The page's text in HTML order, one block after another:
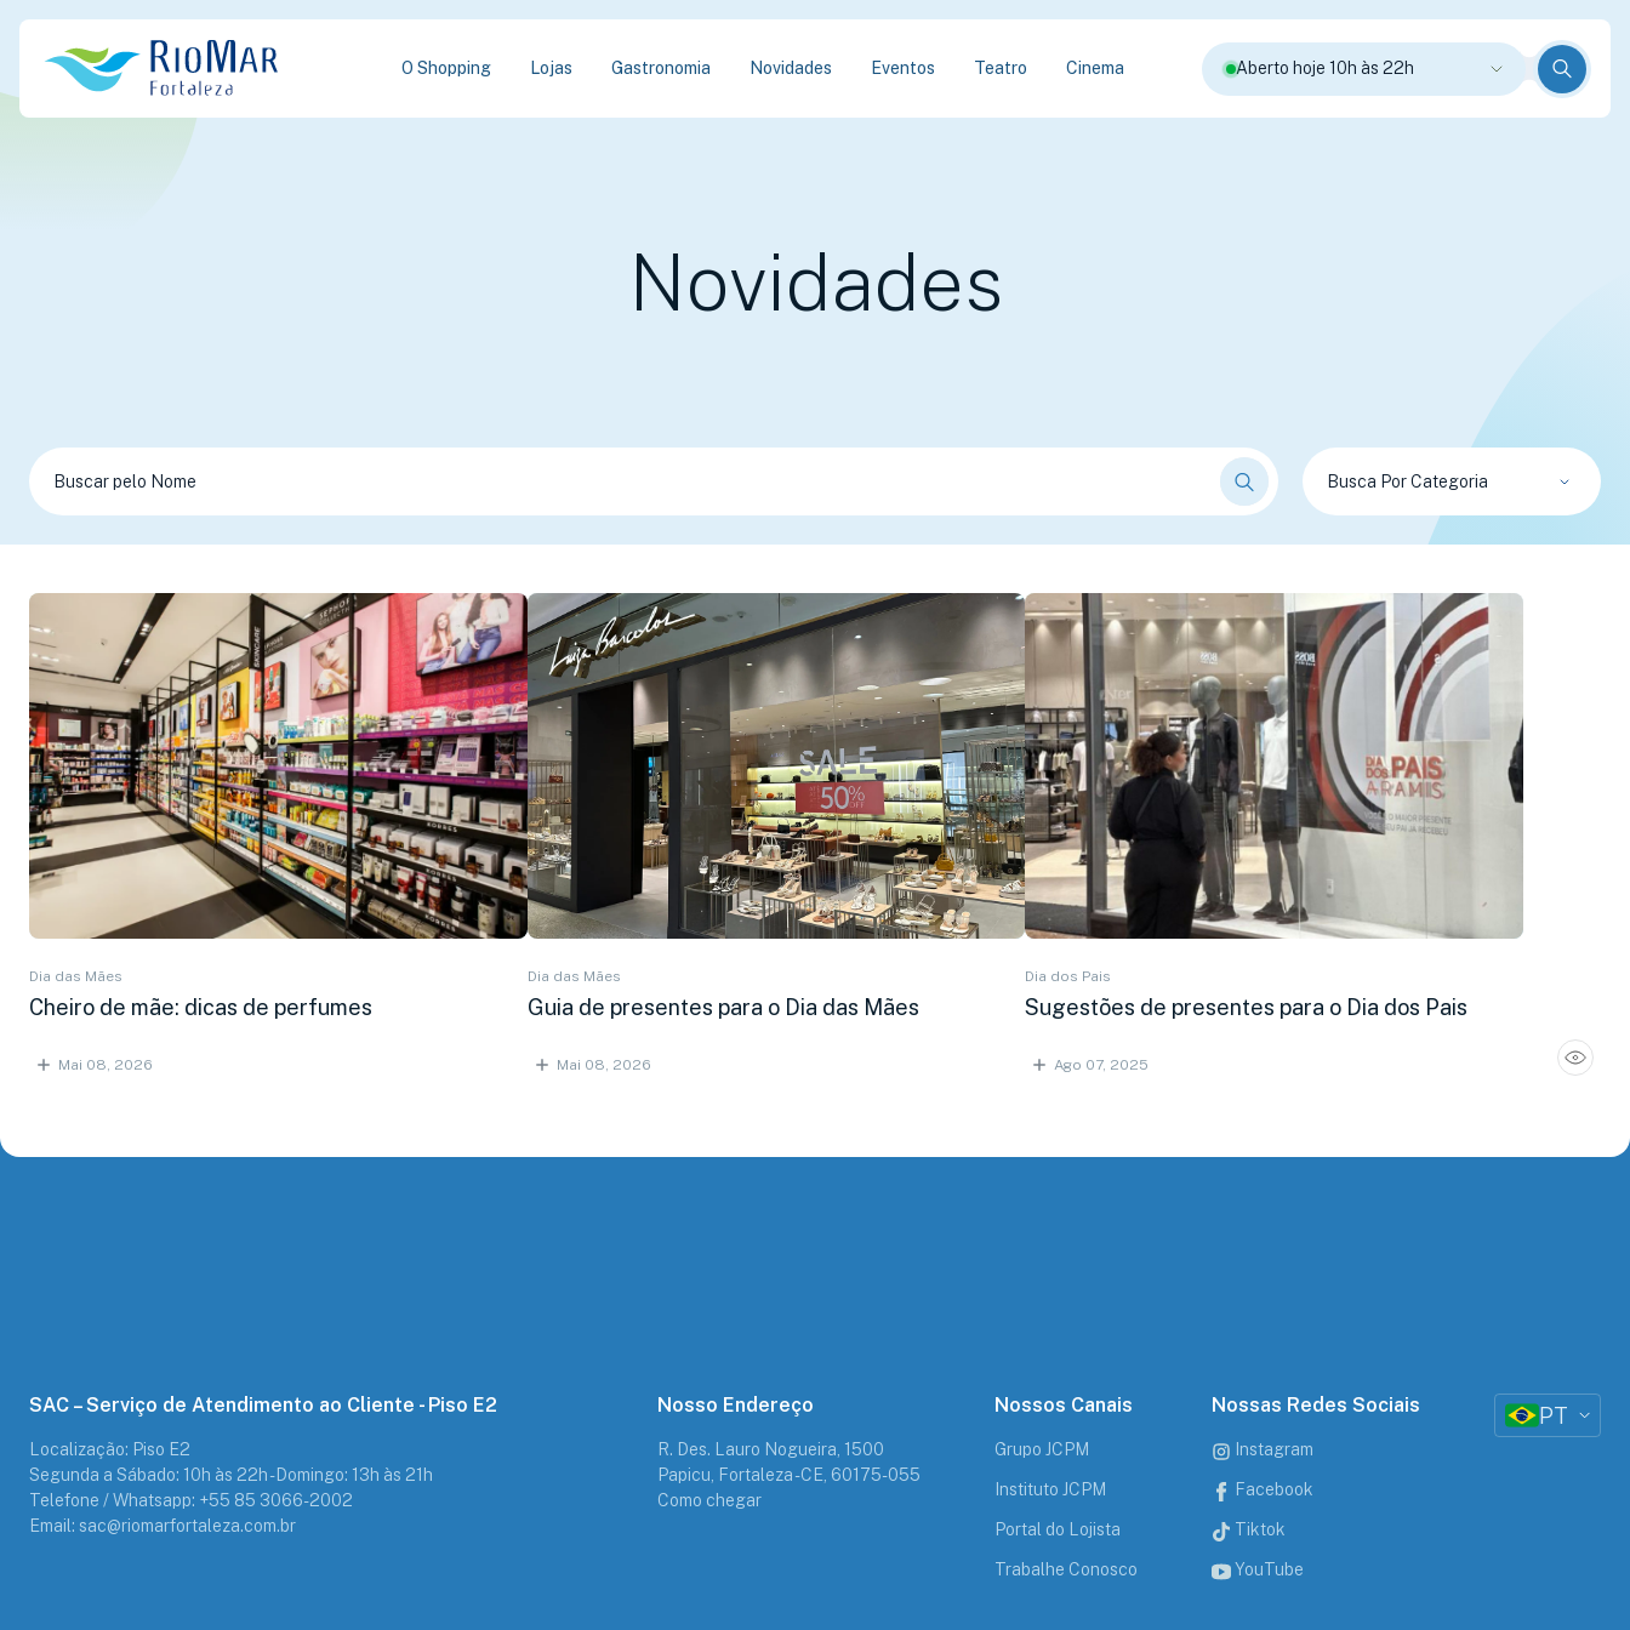
O Shopping Lojas Gastronomia Novidades Eventos Teatro Cinema Aberto hoje 10h às 22h
Novidades
Busca Por Categoria
Dia das Mães
Cheiro de mãe: dicas de perfumes
Mai 08, 2026
Dia das Mães
Guia de presentes para o Dia das Mães
Mai 08, 2026
Dia dos Pais
Sugestões de presentes para o Dia dos Pais
Ago 07, 2025
SAC – Serviço de Atendimento ao Cliente - Piso E2
Localização: Piso E2
Segunda a Sábado: 10h às 22h - Domingo: 13h às 21h
Telefone / Whatsapp: +55 85 3066-2002
Email: sac@riomarfortaleza.com.br
Nosso Endereço
R. Des. Lauro Nogueira, 1500
Papicu, Fortaleza - CE, 60175-055
Como chegar
Nossos Canais
Grupo JCPM
Instituto JCPM
Portal do Lojista
Trabalhe Conosco
Nossas Redes Sociais
Instagram
Facebook
Tiktok
YouTube
PT